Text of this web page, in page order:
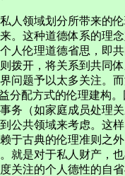
领域划分所带来的伦
。这种道德体系的理
人伦理道德省思，即
拨开，将关系到共同
问题予以太多关注。
分配方式的伦理建构
务（如家庭成员处理
公共领域来考虑。这
于古典的伦理准则之
就是对于私人财产，
关注的个人德性的自